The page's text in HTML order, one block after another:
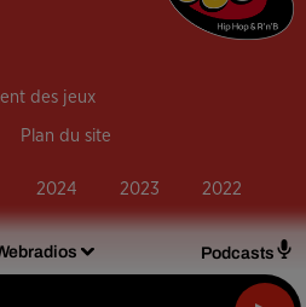
Podcasts
des jeux
Plan du site
2024 2023 2022